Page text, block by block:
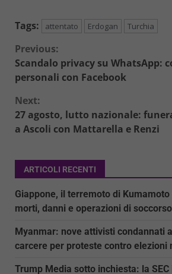
Tags: attentato Erdogan Turchia
Continue
Reading
Previous:
Scandalo privacy su WhatsApp:
personali con Facebook
Next:
27 agosto, lutto nazionale:
a Ascoli con Mattarella e Renzi
ARTICOLI RECENTI
Giappone, il terremoto di
morti, danni e operazioni di soccorso
Myanmar: nove attivisti condannati
carcere per proteste contro elezioni
Trump Media sotto inchiesta: la